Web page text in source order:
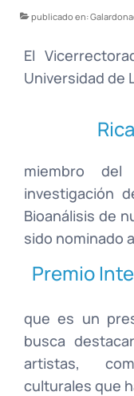
publicado en:
El
Universidad de
miembro
investigación
Bioanálisis de
sido nominado
Premio
que es un
busca
artistas,
culturales que